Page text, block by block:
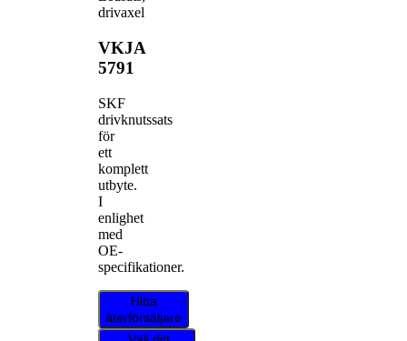
drivaxel
VKJA
5791
SKF
drivknutssats
för
ett
komplett
utbyte.
I
enlighet
med
OE-
specifikationer.
Hitta
återförsäljare